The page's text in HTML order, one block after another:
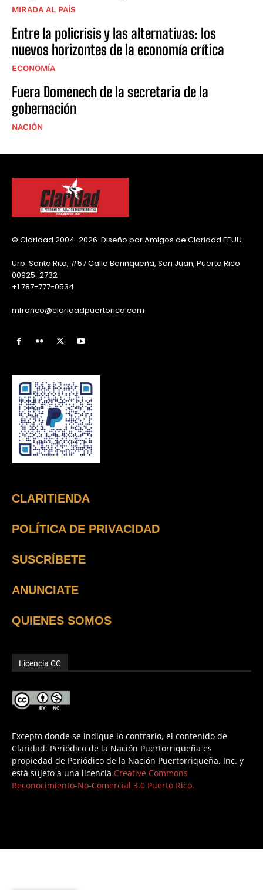
MIRADA AL PAÍS
Entre la policrisis y las alternativas: los
nuevos horizontes de la economía crítica
ECONOMÍA
Fuera Domenech de la secretaria de la
gobernación
NACIÓN
© Claridad 2004-2026. Diseño por Amigos de Claridad EEUU.
Urb. Santa Rita, #57 Calle Borinqueña, San Juan, Puerto Rico
00925-2732
+1 787-777-0534
mfranco@claridadpuertorico.com
CLARITIENDA
POLÍTICA DE PRIVACIDAD
SUSCRÍBETE
ANUNCIATE
QUIENES SOMOS
Licencia CC
Excepto donde se indique lo contrario, el contenido de
Claridad: Periódico de la Nación Puertorriqueña es
propiedad de Periódico de la Nación Puertorriqueña, Inc. y
está sujeto a una licencia Creative Commons
Reconocimiento-No-Comercial 3.0 Puerto Rico.